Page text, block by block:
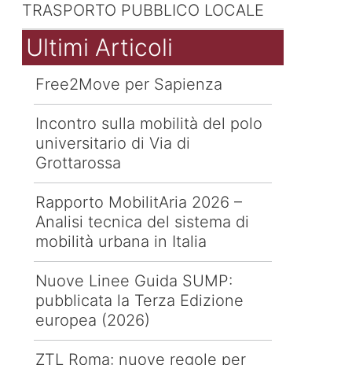
TRASPORTO PUBBLICO LOCALE
Ultimi Articoli
Free2Move per Sapienza
Incontro sulla mobilità del polo
universitario di Via di
Grottarossa
Rapporto MobilitAria 2026 –
Analisi tecnica del sistema di
mobilità urbana in Italia
Nuove Linee Guida SUMP:
pubblicata la Terza Edizione
europea (2026)
ZTL Roma: nuove regole per